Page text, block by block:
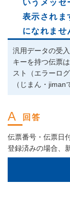
いうメッセ
表示されま
になれませ
汎用データの受
キーを持つ伝票
スト（エラーロ
（じまん・jiman
伝票番号・伝票日
登録済みの場合、